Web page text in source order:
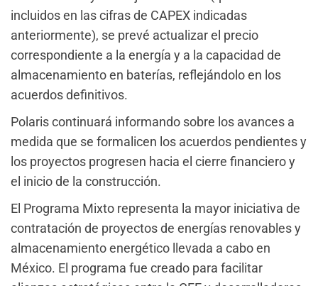
incluidos en las cifras de CAPEX indicadas
anteriormente), se prevé actualizar el precio
correspondiente a la energía y a la capacidad de
almacenamiento en baterías, reflejándolo en los
acuerdos definitivos.
Polaris continuará informando sobre los avances a
medida que se formalicen los acuerdos pendientes y
los proyectos progresen hacia el cierre financiero y
el inicio de la construcción.
El Programa Mixto representa la mayor iniciativa de
contratación de proyectos de energías renovables y
almacenamiento energético llevada a cabo en
México. El programa fue creado para facilitar